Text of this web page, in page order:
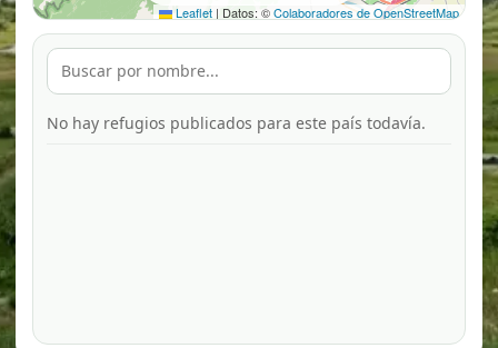
Leaflet | Datos: ©Colaboradores de OpenStreetMap
No hay refugios publicados para este país todavía.